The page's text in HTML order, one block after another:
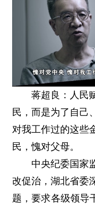
蒋超良：人民
民，而是为了自己
对我工作过的这些
民，愧对父母。
中央纪委国家
改促治，湖北省委
题，要求各级领导